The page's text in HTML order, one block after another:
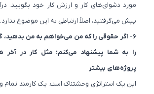
مورد دشوای‌های کار و ارزش کار خود بگویید.
پیش می‌گرفتید، اصلاً ارتباطی به این موضوع ندارد.
۶- اگر حقوقی را که من می‌خواهم به من بدهید،
را به شما پیشنهاد می‌کنم؛ مثل کار در آخر
پروژه‌های بیشتر
این یک استراتژی وحشتناک است. یک کارمند تمام وقت